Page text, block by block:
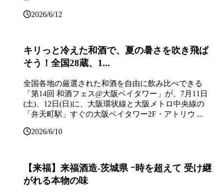
2026/6/12
キリっと冷えた和酒で、夏の暑さを吹き飛ば
そう！全国28蔵、1...
全国各地の厳選された和酒を自由に飲み比べできる
「第14回 和酒フェス@大阪ベイタワー」が、7月11日
(土)、12日(日)に、大阪環状線と大阪メトロ中央線の
「弁天町駅」すぐの大阪ベイタワー2F・アトリウ ...
2026/6/10
【来福】来福酒造‐茨城県 ｰ時を超えて 受け継
がれる本物の味